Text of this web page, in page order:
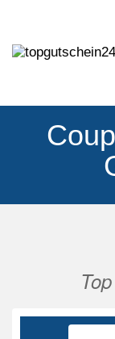
Vorherige